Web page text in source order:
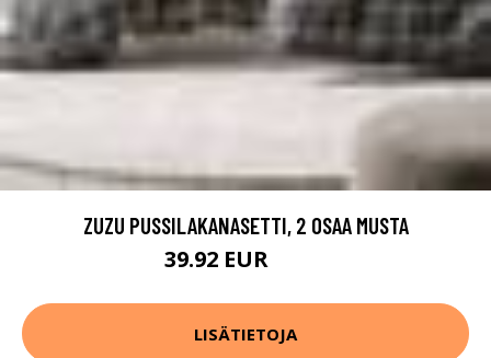
ZUZU PUSSILAKANASETTI, 2 OSAA MUSTA
39.92 EUR
LISÄTIETOJA